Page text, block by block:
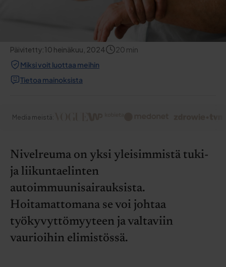
Päivitetty:10 heinäkuu, 2024 20 min
Miksi voit luottaa meihin
Tietoa mainoksista
Media meistä:
Nivelreuma on yksi yleisimmistä tuki-
ja liikuntaelinten
autoimmuunisairauksista.
Hoitamattomana se voi johtaa
työkyvyttömyyteen ja valtaviin
vaurioihin elimistössä.